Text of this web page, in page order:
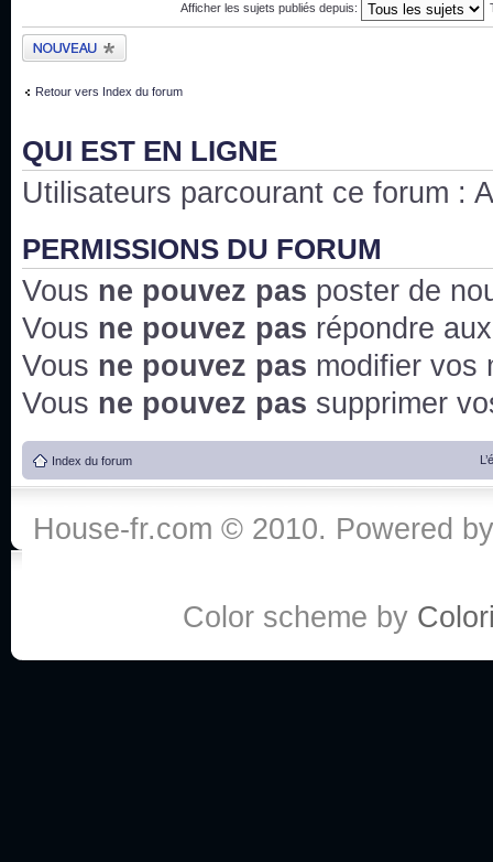
Afficher les sujets publiés depuis:
Publier un nouveau
sujet
Retour vers Index du forum
QUI EST EN LIGNE
Utilisateurs parcourant ce forum :
PERMISSIONS DU FORUM
Vous ne pouvez pas poster de
Vous ne pouvez pas répondre
Vous ne pouvez pas modifier vos
Vous ne pouvez pas supprimer
Index du forum
House-fr.com © 2010. Powered
Color scheme by